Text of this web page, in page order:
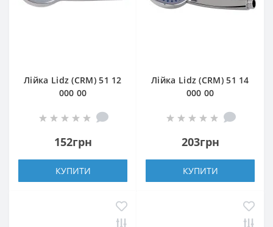
Лійка Lidz (CRM) 51 12
000 00
152грн
КУПИТИ
Лійка Lidz (CRM) 51 14
000 00
203грн
КУПИТИ